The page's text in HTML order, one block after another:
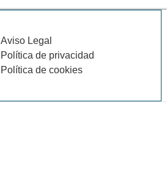
Aviso Legal
Política de privacidad
Política de cookies